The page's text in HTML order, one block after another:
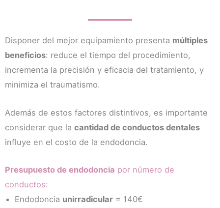
Disponer del mejor equipamiento presenta múltiples
beneficios: reduce el tiempo del procedimiento,
incrementa la precisión y eficacia del tratamiento, y
minimiza el traumatismo.
Además de estos factores distintivos, es importante
considerar que la cantidad de conductos dentales
influye en el costo de la endodoncia.
Presupuesto de endodoncia por número de
conductos:
Endodoncia unirradicular = 140€